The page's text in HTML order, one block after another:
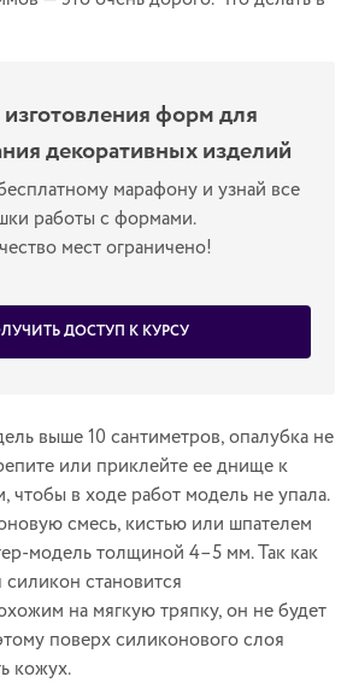
форм для
декоративных изделий
марафону и узнай все
работы с формами.
мест ограничено!
ДОСТУП К КУРСУ
выше 10 сантиметров, опалубка не
или приклейте ее днище к
чтобы в ходе работ модель не упала.
смесь, кистью или шпателем
модель толщиной 4–5 мм. Так как
становится
на мягкую тряпку, он не будет
поверх силиконового слоя
кожух.